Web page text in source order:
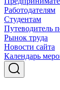
Работодателям
Студентам
Путеводитель
Рынок труда
Новости сайта
Календарь